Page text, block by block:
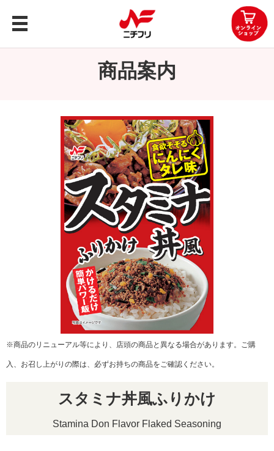
知る・楽しむ
お問い合わせ
OEMお問い合わせ
商品案内
※商品のリニューアル等により、店頭の商品と異なる場合があります。ご購
入、お召し上がりの際は、必ずお持ちの商品をご確認ください。
スタミナ丼風ふりかけ
Stamina Don Flavor Flaked Seasoning